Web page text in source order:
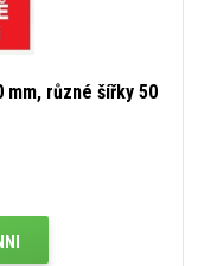
mm, různé šířky 50